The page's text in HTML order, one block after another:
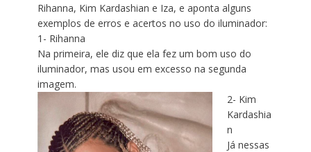
Rihanna, Kim Kardashian e Iza, e aponta alguns
exemplos de erros e acertos no uso do iluminador:
1- Rihanna
Na primeira, ele diz que ela fez um bom uso do
iluminador, mas usou em excesso na segunda
imagem.
2- Kim
Kardashia
n
Já nessas